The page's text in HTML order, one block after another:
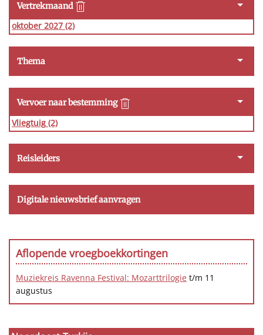
Vertrekmaand
oktober 2027 (2)
Thema
Vervoer naar bestemming
Vliegtuig (2)
Reisleiders
Digitale nieuwsbrief aanvragen
Aflopende vroegboekkortingen
Muziekreis Ravenna Festival: Mozarttrilogie t/m 11
augustus